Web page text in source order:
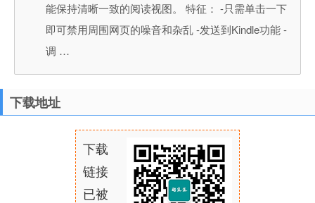
能保持清晰一致的阅读视图。 特征： -只需单击一下
即可禁用周围网页的噪音和杂乱 -发送到Kindle功能 -
调 …
下载地址
下载
链接
已被